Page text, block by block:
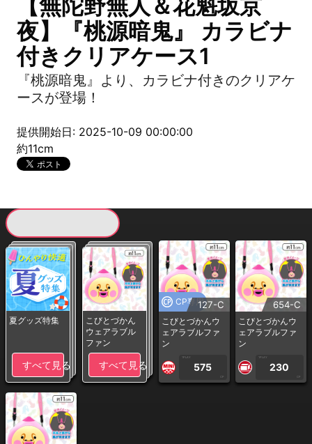
【無陀野無人＆花魁坂京
夜】『桃源暗鬼』 カラビナ
付きクリアケース1
『桃源暗鬼』より、カラビナ付きのクリアケ
ースが登場！
提供開始日: 2025-10-09 00:00:00
約11cm
夏グッズ特集
すべて見る
こびとづかん
ウェアラブル
ファン
すべて見る
CP専用127-C
こびとづかんウ
ェアラブルファ
ン
1PLAY
575
CP
654-C
こびとづかんウ
ェアラブルファ
ン
1PLAY
230
CP